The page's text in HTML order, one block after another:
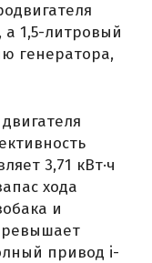
1,5-литровый
генератора,
3,71 кВт·ч
хода
и
привод i-